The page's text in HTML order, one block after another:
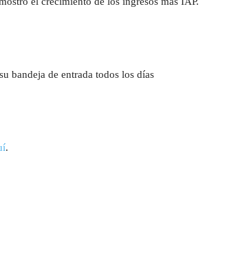
bandeja de entrada todos los días
.